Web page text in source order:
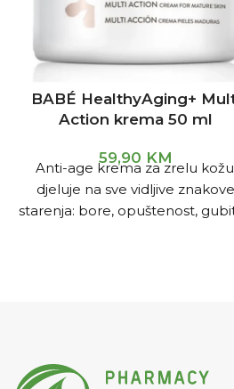
BABÉ HealthyAging+
Action krema 50 ml
59,90 KM
Anti-age krema za zrelu
djeluje na sve vidljive znakove
starenja: bore, opuštenost,